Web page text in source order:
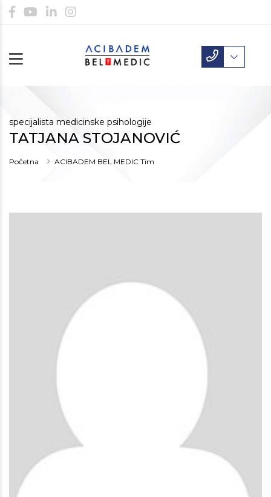
specijalista medicinske psihologije
TATJANA STOJANOVIĆ
Početna ACIBADEM BEL MEDIC Tim